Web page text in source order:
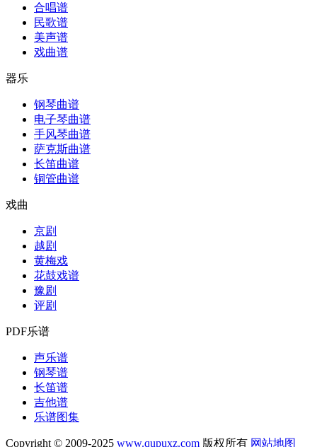
合唱谱
民歌谱
美声谱
戏曲谱
器乐
钢琴曲谱
电子琴曲谱
手风琴曲谱
萨克斯曲谱
长笛曲谱
铜管曲谱
戏曲
京剧
越剧
黄梅戏
花鼓戏谱
豫剧
评剧
PDF乐谱
声乐谱
钢琴谱
长笛谱
吉他谱
乐谱图集
Copyright © 2009-2025 www.qupuxz.com 版权所有 网站地图